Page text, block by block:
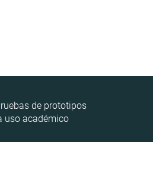
de prototipos
uso académico